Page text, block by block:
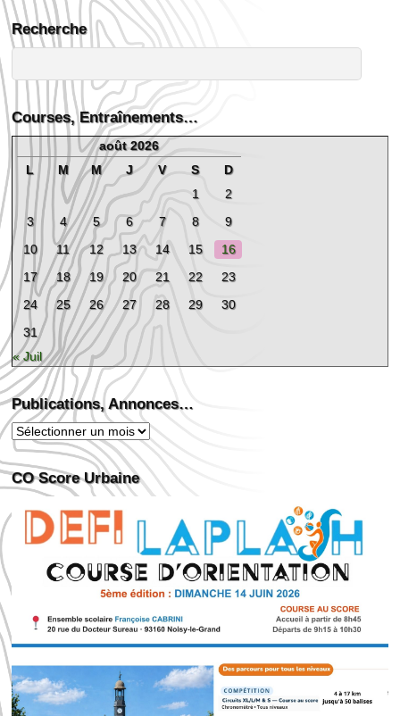
Recherche
Courses, Entraînements…
août 2026
L
M M J V S
D
1
2
3
4 5 6 7 8
9
10
11 12 13 14 15
16
17
18 19 20 21 22
23
24
25 26 27 28 29
30
31
« Juil
Publications, Annonces…
Publications,
Annonces…
CO Score Urbaine